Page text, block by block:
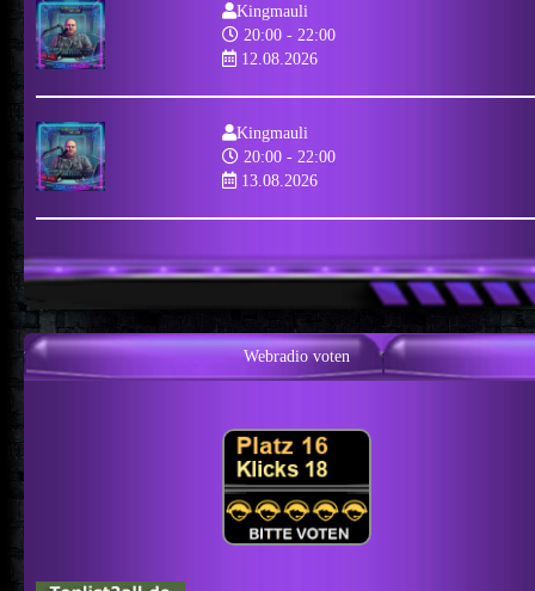
Kingmauli
20:00 - 22:00
12.08.2026
Kingmauli
20:00 - 22:00
13.08.2026
Webradio voten